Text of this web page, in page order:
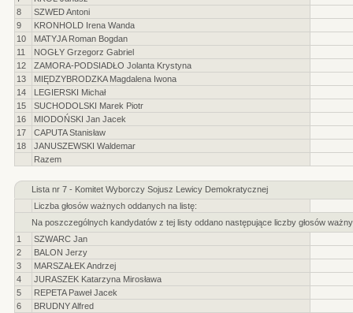
8
SZWED Antoni
9
KRONHOLD Irena Wanda
10
MATYJA Roman Bogdan
11
NOGŁY Grzegorz Gabriel
12
ZAMORA-PODSIADŁO Jolanta Krystyna
13
MIĘDZYBRODZKA Magdalena Iwona
14
LEGIERSKI Michał
15
SUCHODOLSKI Marek Piotr
16
MIODOŃSKI Jan Jacek
17
CAPUTA Stanisław
18
JANUSZEWSKI Waldemar
Razem
Lista nr 7 - Komitet Wyborczy Sojusz Lewicy Demokratycznej
Liczba głosów ważnych oddanych na listę:
Na poszczególnych kandydatów z tej listy oddano następujące liczby głosów
1
SZWARC Jan
2
BALON Jerzy
3
MARSZAŁEK Andrzej
4
JURASZEK Katarzyna Mirosława
5
REPETA Paweł Jacek
6
BRUDNY Alfred